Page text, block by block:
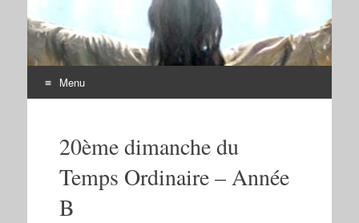
Menu
contenu20ème dimanche du
Temps Ordinaire – Année
B